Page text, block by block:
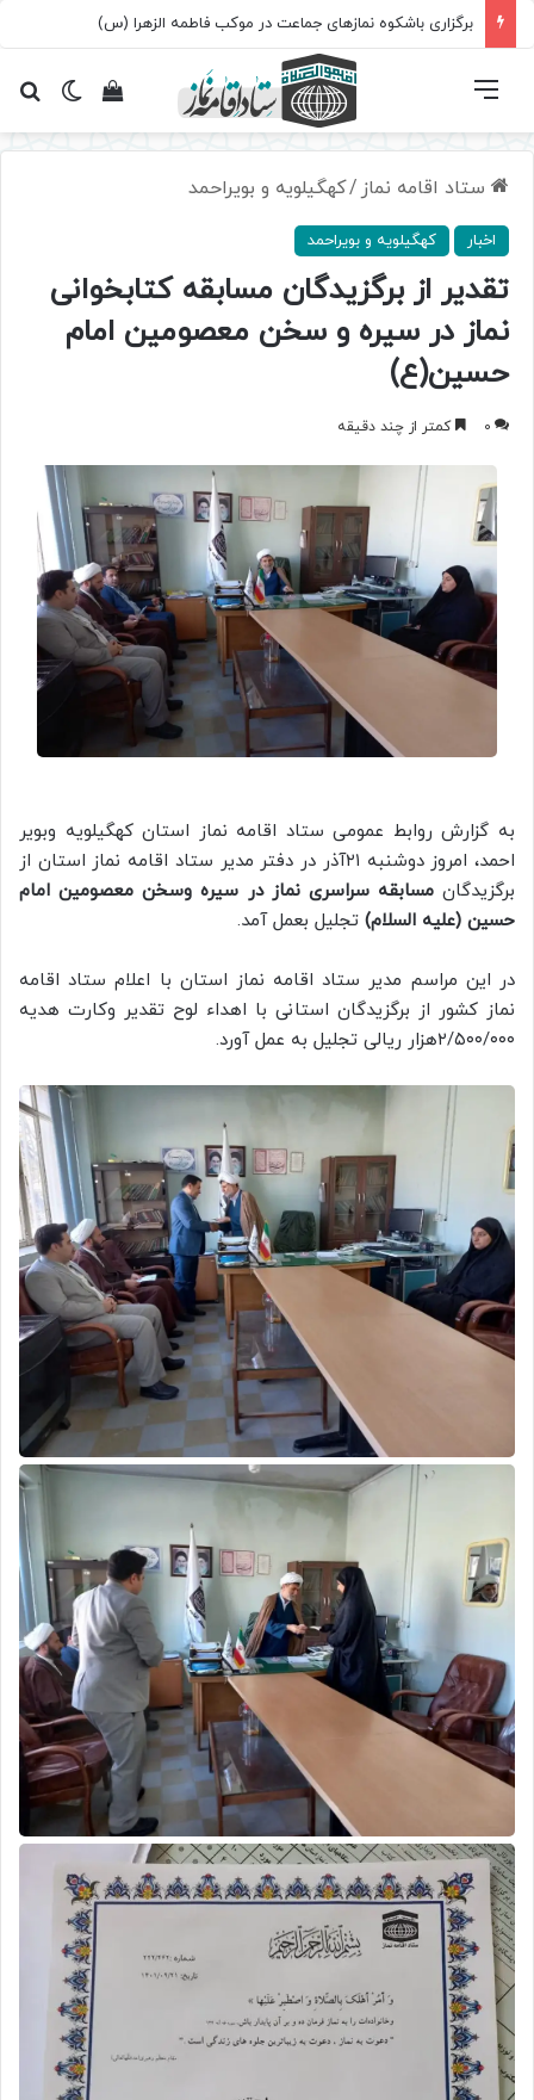
برگزاری باشکوه نمازهای جماعت در موکب فاطمه الزهرا (س)
تغییرمشاهده فهرست
ستاد اقامه نماز /کهگیلویه و بویراحمد
اخبار کهگیلویه و بویراحمد
تقدیر از برگزیدگان مسابقه کتابخوانی
نماز در سیره و سخن معصومین امام
حسین(ع)
0 کمتر از چند دقیقه
به گزارش روابط عمومی ستاد اقامه نماز استان کهگیلویه وبویر
احمد، امروز دوشنبه ۲۱آذر در دفتر مدیر ستاد اقامه نماز استان از
برگزیدگان مسابقه سراسری نماز در سیره وسخن معصومین امام
حسین (علیه السلام) تجلیل بعمل آمد.
در این مراسم مدیر ستاد اقامه نماز استان با اعلام ستاد اقامه
نماز کشور از برگزیدگان استانی با اهداء لوح تقدیر وکارت هدیه
۲/۵۰۰/۰۰۰هزار ریالی تجلیل به عمل آورد.